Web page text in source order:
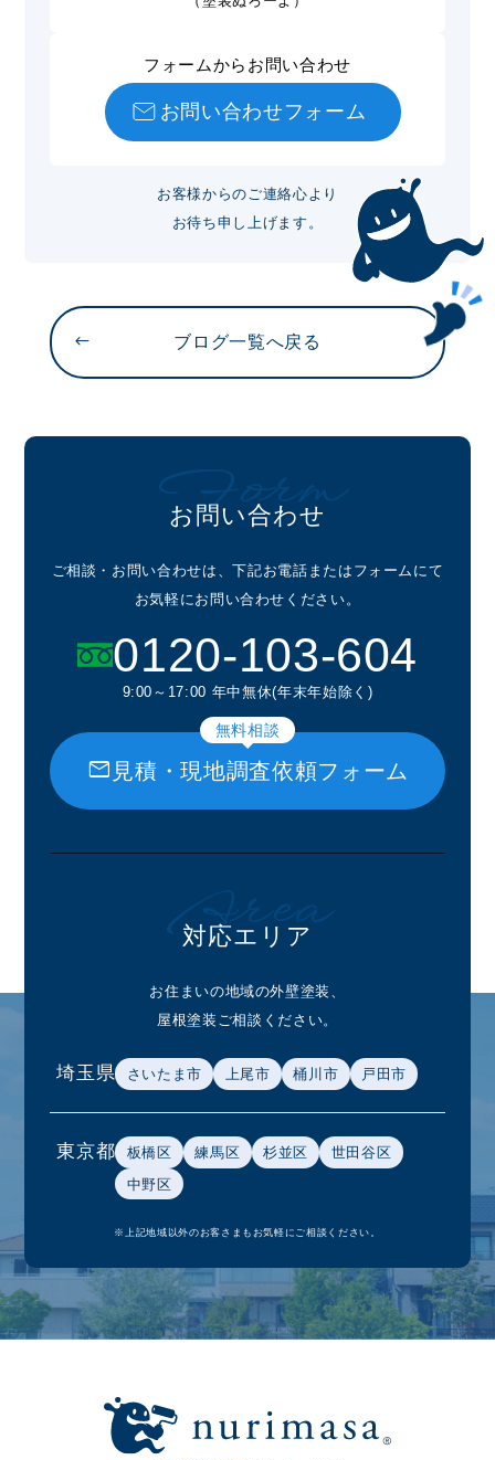
フォームからお問い合わせ
お問い合わせフォーム
お客様からのご連絡心より
お待ち申し上げます。
ブログ一覧へ戻る
お問い合わせ
Form
ご相談・お問い合わせは、下記お電話またはフォームにて
お気軽にお問い合わせください。
0120-103-604
9:00～17:00 年中無休(年末年始除く)
無料相談
mail 見積・現地調査依頼フォーム
対応エリア
Area
お住まいの地域の外壁塗装、
屋根塗装ご相談ください。
埼玉県 さいたま市 上尾市 桶川市 戸田市
東京都 板橋区 練馬区 杉並区
世田谷区
中野区
※上記地域以外のお客さまもお気軽にご相談ください。